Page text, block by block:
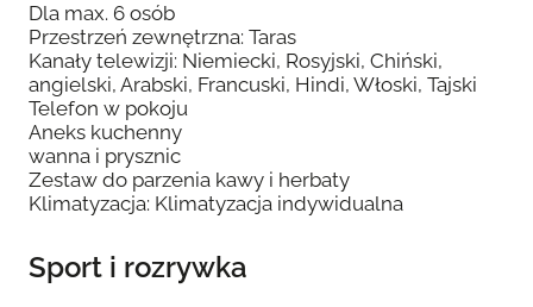
Dla max. 6 osób
Przestrzeń zewnętrzna: Taras
Kanały telewizji: Niemiecki, Rosyjski, Chiński,
angielski, Arabski, Francuski, Hindi, Włoski, Tajski
Telefon w pokoju
Aneks kuchenny
wanna i prysznic
Zestaw do parzenia kawy i herbaty
Klimatyzacja: Klimatyzacja indywidualna
Sport i rozrywka